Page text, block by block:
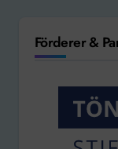
Förderer &